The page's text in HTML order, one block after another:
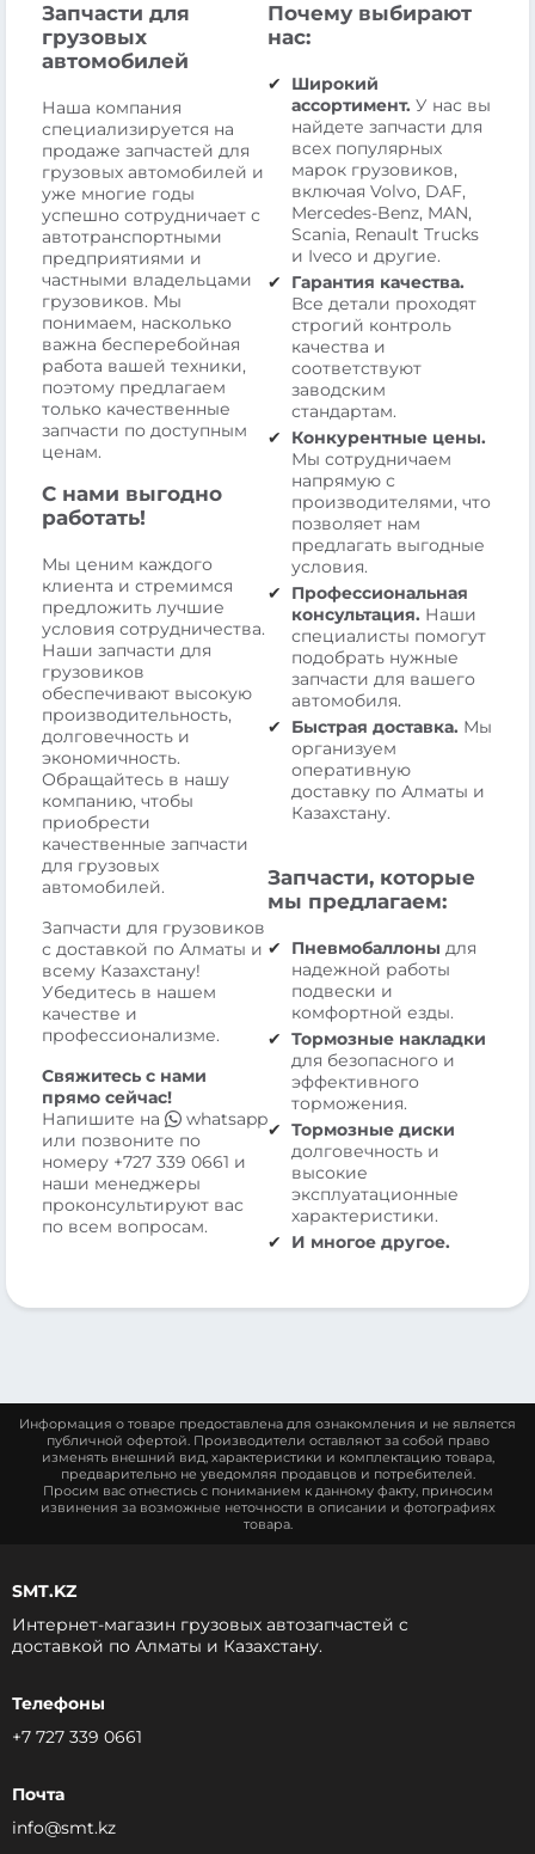
Запчасти для
грузовых
автомобилей
Наша компания
специализируется на
продаже запчастей для
грузовых автомобилей и
уже многие годы
успешно сотрудничает с
автотранспортными
предприятиями и
частными владельцами
грузовиков. Мы
понимаем, насколько
важна бесперебойная
работа вашей техники,
поэтому предлагаем
только качественные
запчасти по доступным
ценам.
С нами выгодно
работать!
Мы ценим каждого
клиента и стремимся
предложить лучшие
условия сотрудничества.
Наши запчасти для
грузовиков
обеспечивают высокую
производительность,
долговечность и
экономичность.
Обращайтесь в нашу
компанию, чтобы
приобрести
качественные запчасти
для грузовых
автомобилей.
Запчасти для грузовиков
с доставкой по Алматы и
всему Казахстану!
Убедитесь в нашем
качестве и
профессионализме.
Свяжитесь с нами
прямо сейчас!
Напишите на
whatsapp
или позвоните по
номеру +727 339 0661 и
наши менеджеры
проконсультируют вас
по всем вопросам.
Почему выбирают
нас:
Широкий
ассортимент. У нас вы
найдете запчасти для
всех популярных
марок грузовиков,
включая Volvo, DAF,
Mercedes-Benz, MAN,
Scania, Renault Trucks
и Iveco и другие.
Гарантия качества.
Все детали проходят
строгий контроль
качества и
соответствуют
заводским
стандартам.
Конкурентные цены.
Мы сотрудничаем
напрямую с
производителями, что
позволяет нам
предлагать выгодные
условия.
Профессиональная
консультация. Наши
специалисты помогут
подобрать нужные
запчасти для вашего
автомобиля.
Быстрая доставка. Мы
организуем
оперативную
доставку по Алматы и
Казахстану.
Запчасти, которые
мы предлагаем:
Пневмобаллоны для
надежной работы
подвески и
комфортной езды.
Тормозные накладки
для безопасного и
эффективного
торможения.
Тормозные диски
долговечность и
высокие
эксплуатационные
характеристики.
И многое другое.
Информация о товаре предоставлена для ознакомления и не является
публичной офертой. Производители оставляют за собой право
изменять внешний вид, характеристики и комплектацию товара,
предварительно не уведомляя продавцов и потребителей.
Просим вас отнестись с пониманием к данному факту, приносим
извинения за возможные неточности в описании и фотографиях
товара.
SMT.KZ
Интернет-магазин грузовых автозапчастей c
доставкой по Алматы и Казахстану.
Телефоны
+7 727 339 0661
Почта
info@smt.kz